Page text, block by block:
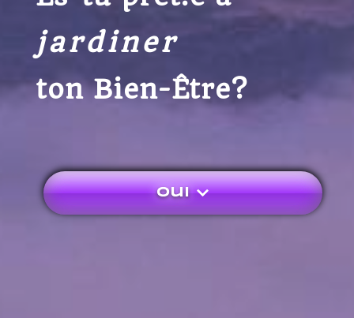
j
ardiner
ton Bien-Être?
Oui